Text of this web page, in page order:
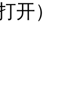
开）